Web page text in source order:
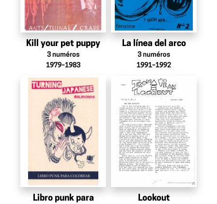
Kill your pet puppy
3 numéros
1979–1983
La línea del arco
3 numéros
1991–1992
Libro punk para
Lookout